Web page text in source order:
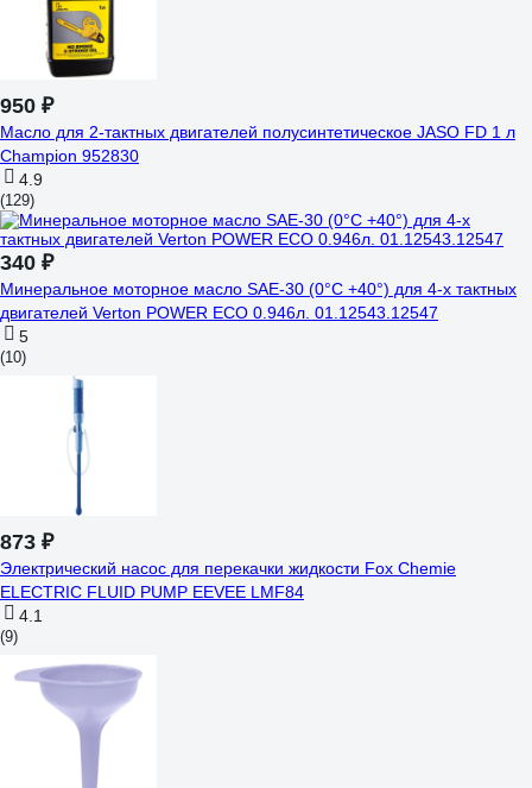
950 ₽
Масло для 2-тактных двигателей полусинтетическое JASO FD 1 л
Champion 952830
4.9
(129)
340 ₽
Минеральное моторное масло SAE-30 (0°С +40°) для 4-х тактных
двигателей Verton POWER ECO 0.946л. 01.12543.12547
5
(10)
873 ₽
Электрический насос для перекачки жидкости Fox Chemie
ELECTRIC FLUID PUMP EEVEE LMF84
4.1
(9)